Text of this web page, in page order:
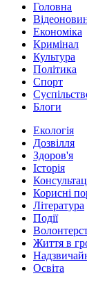
Головна
Економіка
Кримінал
Культура
Політика
Спорт
Блоги
Екологія
Дозвілля
Здоров'я
Історія
Корисні
Література
Події
Життя в
Освіта